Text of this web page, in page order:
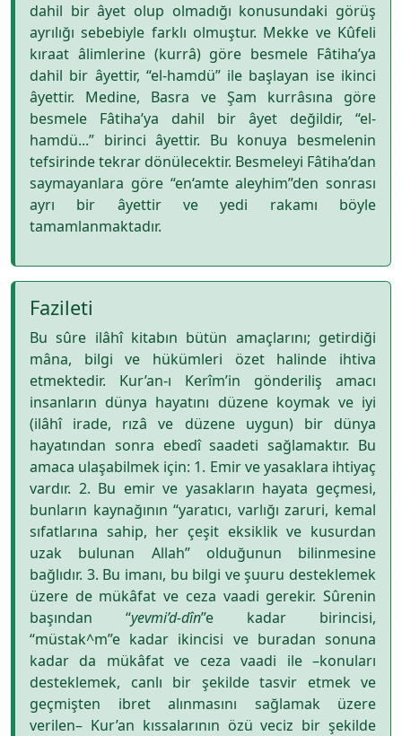
dahil bir âyet olup olmadığı konusundaki görüş
ayrılığı sebebiyle farklı olmuştur. Mekke ve Kûfeli
kıraat âlimlerine (kurrâ) göre besmele Fâtiha’ya
dahil bir âyettir, “el-hamdü” ile başlayan ise ikinci
âyettir. Medine, Basra ve Şam kurrâsına göre
besmele Fâtiha’ya dahil bir âyet değildir, “el-
hamdü...” birinci âyettir. Bu konuya besmelenin
tefsirinde tekrar dönülecektir. Besmeleyi Fâtiha’dan
saymayanlara göre “en‘amte aleyhim”den sonrası
ayrı bir âyettir ve yedi rakamı böyle
tamamlanmaktadır.
Fazileti
Bu sûre ilâhî kitabın bütün amaçlarını; getirdiği
mâna, bilgi ve hükümleri özet halinde ihtiva
etmektedir. Kur’an-ı Kerîm’in gönderiliş amacı
insanların dünya hayatını düzene koymak ve iyi
(ilâhî irade, rızâ ve düzene uygun) bir dünya
hayatından sonra ebedî saadeti sağlamaktır. Bu
amaca ulaşabilmek için: 1. Emir ve yasaklara ihtiyaç
vardır. 2. Bu emir ve yasakların hayata geçmesi,
bunların kaynağının “yaratıcı, varlığı zaruri, kemal
sıfatlarına sahip, her çeşit eksiklik ve kusurdan
uzak bulunan Allah” olduğunun bilinmesine
bağlıdır. 3. Bu imanı, bu bilgi ve şuuru desteklemek
üzere de mükâfat ve ceza vaadi gerekir. Sûrenin
başından “yevmi’d-dîn”e kadar birincisi,
“müstak^m”e kadar ikincisi ve buradan sonuna
kadar da mükâfat ve ceza vaadi ile –konuları
desteklemek, canlı bir şekilde tasvir etmek ve
geçmişten ibret alınmasını sağlamak üzere
verilen– Kur’an kıssalarının özü veciz bir şekilde